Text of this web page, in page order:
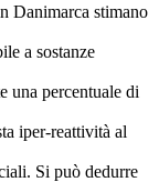
Danimarca stimano
a sostanze
una percentuale di
iper-reattività al
Si può dedurre